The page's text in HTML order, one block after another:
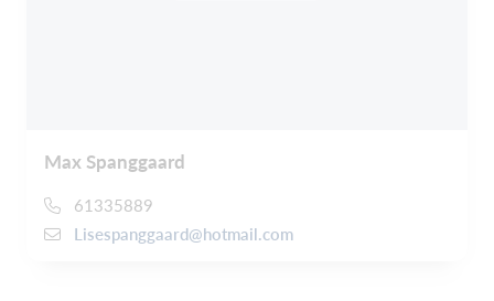
Max Spanggaard
61335889
Lisespanggaard@hotmail.com